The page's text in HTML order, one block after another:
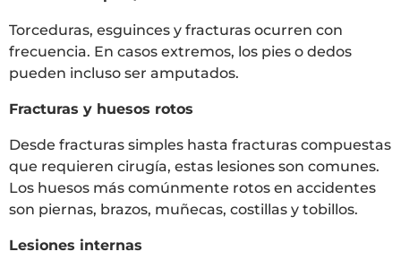
Torceduras, esguinces y fracturas ocurren con
frecuencia. En casos extremos, los pies o dedos
pueden incluso ser amputados.
Fracturas y huesos rotos
Desde fracturas simples hasta fracturas compuestas
que requieren cirugía, estas lesiones son comunes.
Los huesos más comúnmente rotos en accidentes
son piernas, brazos, muñecas, costillas y tobillos.
Lesiones internas